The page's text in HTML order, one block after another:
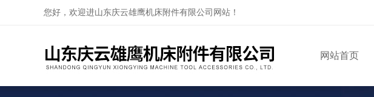
您好，欢迎进山东庆云雄鹰机床附件有限公司网站！
网站首页